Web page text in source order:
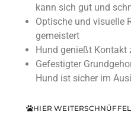
kann sich gut und
Optische und visuelle
gemeistert
Hund genießt Kontakt
Gefestigter
Hund ist sicher im
HIER